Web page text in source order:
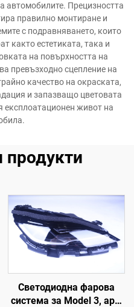
автомобилите. Прецизността
правилно монтиране и
с подравняването, които
както естетиката, така и
на повърхността на
превъзходно сцепление на
качество на окраската,
и запазващо цветовата
експлоатационен живот на
продукти
Светодиодна фарова
система за Model 3, арт.